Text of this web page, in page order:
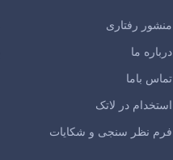
منشور رفتاری
درباره ما
تماس باما
استخدام در لاتک
فرم نظر سنجی و شکایات